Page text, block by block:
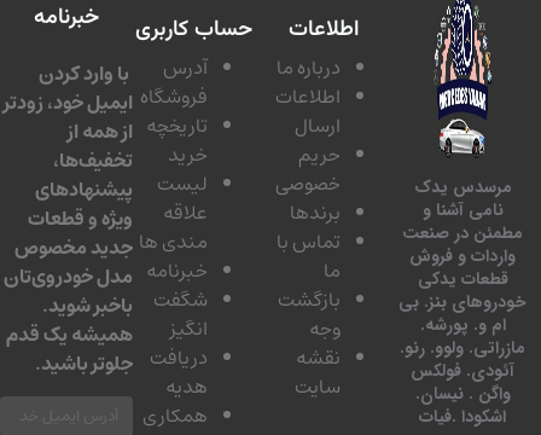
یدک
آشنا و
در صنعت
و فروش
یدکی
بنز. بی
و. پورشه.
ولوو. رنو.
فولکس
. نیسان.
.فیات
اطلاعات
درباره ما
اطلاعات
ارسال
حریم
خصوصی
برندها
تماس با
بازگشت
نقشه
سایت
حساب کاربری
آدرس
فروشگاه
تاریخچه
لیست
مندی ها
خبرنامه
شگفت
دریافت
همکاری
خبرنامه
با وارد کردن
ایمیل خود، زودتر
از همه از
تخفیف‌ها،
پیشنهادهای
ویژه و قطعات
جدید مخصوص
مدل خودروی‌تان
باخبر شوید.
همیشه یک قدم
جلوتر باشید.